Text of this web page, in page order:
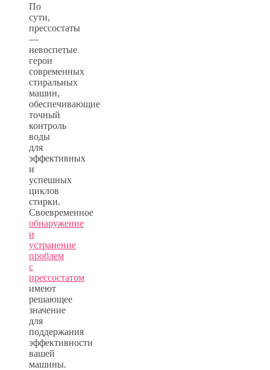
По
сути,
прессостаты
—
невоспетые
герои
современных
стиральных
машин,
обеспечивающие
точный
контроль
воды
для
эффективных
и
успешных
циклов
стирки.
Своевременное
обнаружение
и
устранение
проблем
с
прессостатом
имеют
решающее
значение
для
поддержания
эффективности
вашей
машины.